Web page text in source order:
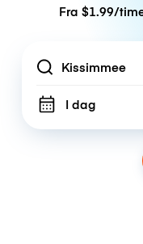
Fra $1.99/
Location
I dag